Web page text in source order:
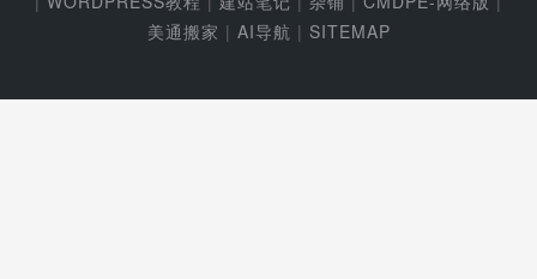
美通搬家 | AI导航 | SITEMAP